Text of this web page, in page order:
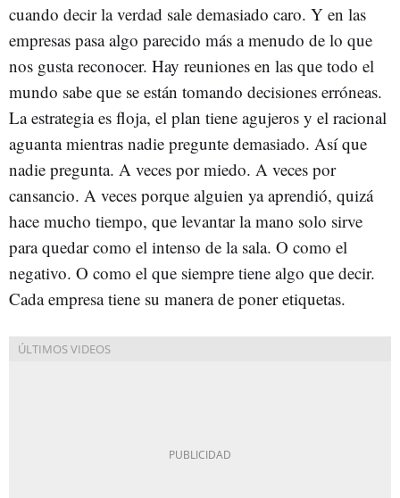
cuando decir la verdad sale demasiado caro. Y en las
empresas pasa algo parecido más a menudo de lo que
nos gusta reconocer. Hay reuniones en las que todo el
mundo sabe que se están tomando decisiones erróneas.
La estrategia es floja, el plan tiene agujeros y el racional
aguanta mientras nadie pregunte demasiado. Así que
nadie pregunta. A veces por miedo. A veces por
cansancio. A veces porque alguien ya aprendió, quizá
hace mucho tiempo, que levantar la mano solo sirve
para quedar como el intenso de la sala. O como el
negativo. O como el que siempre tiene algo que decir.
Cada empresa tiene su manera de poner etiquetas.